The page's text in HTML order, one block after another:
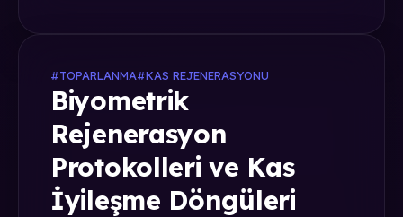
#TOPARLANMA#KAS REJENERASYONU
Biyometrik
Rejenerasyon
Protokolleri ve Kas
İyileşme Döngüleri